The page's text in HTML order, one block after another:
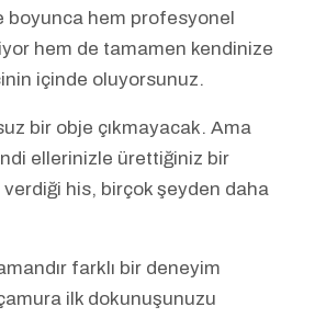
boyunca hem profesyonel
hem de tamamen kendinize
içinde oluyorsunuz.
bir obje çıkmayacak. Ama
ellerinizle ürettiğiniz bir
verdiği his, birçok şeyden daha
farklı bir deneyim
ilk dokunuşunuzu